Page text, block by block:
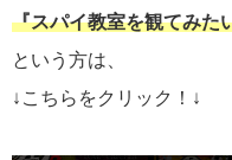
『スパイ教室を観てみた
という方は、
↓こちらをクリック！↓